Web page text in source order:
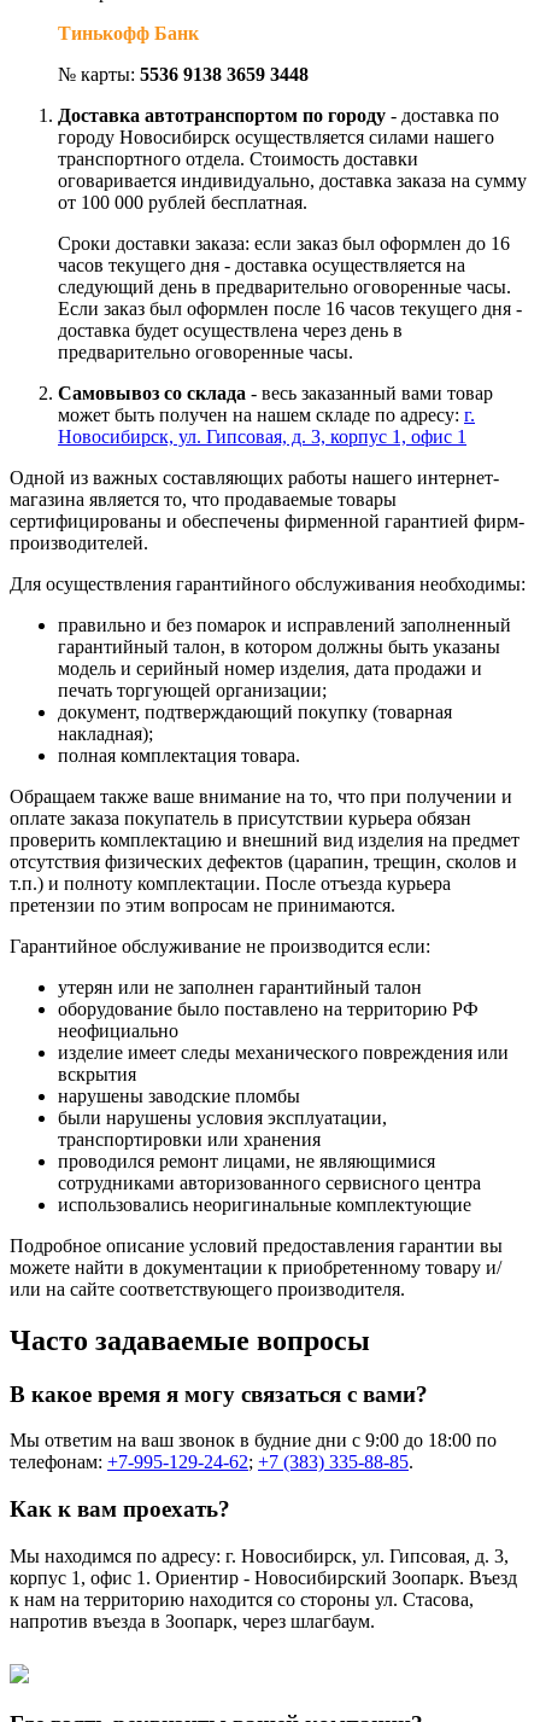
Тинькофф Банк
№ карты: 5536 9138 3659 3448
Доставка автотранспортом по городу - доставка по
городу Новосибирск осуществляется силами нашего
транспортного отдела. Стоимость доставки
оговаривается индивидуально, доставка заказа на сумму
от 100 000 рублей бесплатная.
Сроки доставки заказа: если заказ был оформлен до 16
часов текущего дня - доставка осуществляется на
следующий день в предварительно оговоренные часы.
Если заказ был оформлен после 16 часов текущего дня -
доставка будет осуществлена через день в
предварительно оговоренные часы.
Самовывоз со склада - весь заказанный вами товар
может быть получен на нашем складе по адресу: г.
Новосибирск, ул. Гипсовая, д. 3, корпус 1, офис 1
Одной из важных составляющих работы нашего интернет-
магазина является то, что продаваемые товары
сертифицированы и обеспечены фирменной гарантией фирм-
производителей.
Для осуществления гарантийного обслуживания необходимы:
правильно и без помарок и исправлений заполненный
гарантийный талон, в котором должны быть указаны
модель и серийный номер изделия, дата продажи и
печать торгующей организации;
документ, подтверждающий покупку (товарная
накладная);
полная комплектация товара.
Обращаем также ваше внимание на то, что при получении и
оплате заказа покупатель в присутствии курьера обязан
проверить комплектацию и внешний вид изделия на предмет
отсутствия физических дефектов (царапин, трещин, сколов и
т.п.) и полноту комплектации. После отъезда курьера
претензии по этим вопросам не принимаются.
Гарантийное обслуживание не производится если:
утерян или не заполнен гарантийный талон
оборудование было поставлено на территорию РФ
неофициально
изделие имеет следы механического повреждения или
вскрытия
нарушены заводские пломбы
были нарушены условия эксплуатации,
транспортировки или хранения
проводился ремонт лицами, не являющимися
сотрудниками авторизованного сервисного центра
использовались неоригинальные комплектующие
Подробное описание условий предоставления гарантии вы
можете найти в документации к приобретенному товару и/
или на сайте соответствующего производителя.
Часто задаваемые вопросы
В какое время я могу связаться с вами?
Мы ответим на ваш звонок в будние дни с 9:00 до 18:00 по
телефонам: +7-995-129-24-62; +7 (383) 335-88-85.
Как к вам проехать?
Мы находимся по адресу: г. Новосибирск, ул. Гипсовая, д. 3,
корпус 1, офис 1. Ориентир - Новосибирский Зоопарк. Въезд
к нам на территорию находится со стороны ул. Стасова,
напротив въезда в Зоопарк, через шлагбаум.